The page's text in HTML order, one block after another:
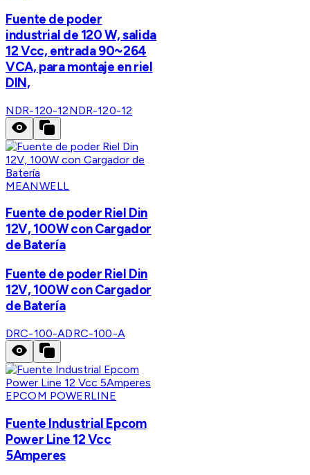
Fuente de poder
industrial de 120 W, salida
12 Vcc, entrada 90~264
VCA, para montaje en riel
DIN,
NDR-120-12NDR-120-12
MEANWELL
Fuente de poder Riel Din
12V, 100W con Cargador
de Batería
Fuente de poder Riel Din
12V, 100W con Cargador
de Batería
DRC-100-ADRC-100-A
EPCOM POWERLINE
Fuente Industrial Epcom
Power Line 12 Vcc
5Amperes